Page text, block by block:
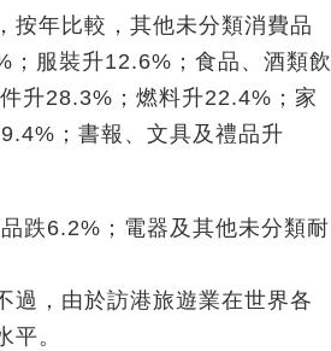
按年比較，其他未分類消費品
；服裝升12.6%；食品、酒類飲
升28.3%；燃料升22.4%；家
；書報、文具及禮品升
跌6.2%；電器及其他未分類耐
過，由於訪港旅遊業在世界各
。